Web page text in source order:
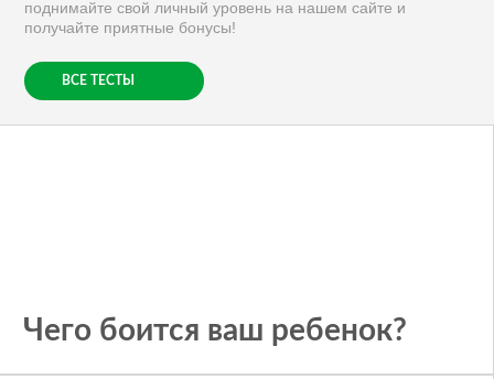
поднимайте свой личный уровень на нашем сайте и
получайте приятные бонусы!
ВСЕ ТЕСТЫ
Чего боится ваш ребенок?